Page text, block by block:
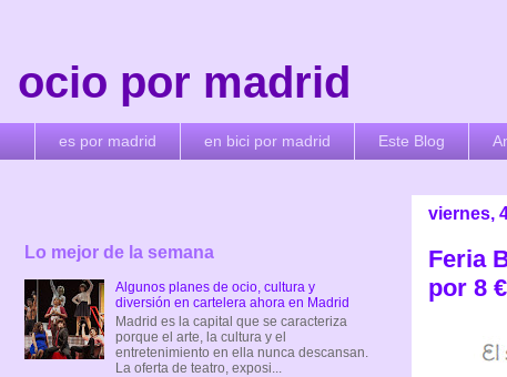
ocio por madrid
es por madrid en bici por madrid Este Blog
viernes,
Feria
por 8
Lo mejor de la semana
Algunos planes de ocio, cultura y
diversión en cartelera ahora en Madrid
Madrid es la capital que se caracteriza
porque el arte, la cultura y el
entretenimiento en ella nunca descansan.
La oferta de teatro, exposi...